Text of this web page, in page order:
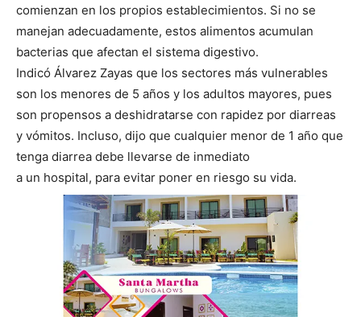
comienzan en los propios establecimientos. Si no se
manejan adecuadamente, estos alimentos acumulan
bacterias que afectan el sistema digestivo.
Indicó Álvarez Zayas que los sectores más vulnerables
son los menores de 5 años y los adultos mayores, pues
son propensos a deshidratarse con rapidez por diarreas
y vómitos. Incluso, dijo que cualquier menor de 1 año que
tenga diarrea debe llevarse de inmediato
a un hospital, para evitar poner en riesgo su vida.